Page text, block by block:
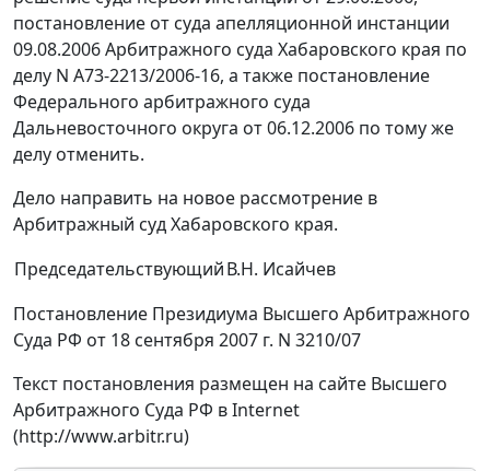
постановление от суда апелляционной инстанции
09.08.2006 Арбитражного суда Хабаровского края по
делу N А73-2213/2006-16, а также постановление
Федерального арбитражного суда
Дальневосточного округа от 06.12.2006 по тому же
делу отменить.
Дело направить на новое рассмотрение в
Арбитражный суд Хабаровского края.
ПредседательствующийВ.Н. Исайчев
Постановление Президиума Высшего Арбитражного
Суда РФ от 18 сентября 2007 г. N 3210/07
Текст постановления размещен на сайте Высшего
Арбитражного Суда РФ в Internet
(http://www.arbitr.ru)